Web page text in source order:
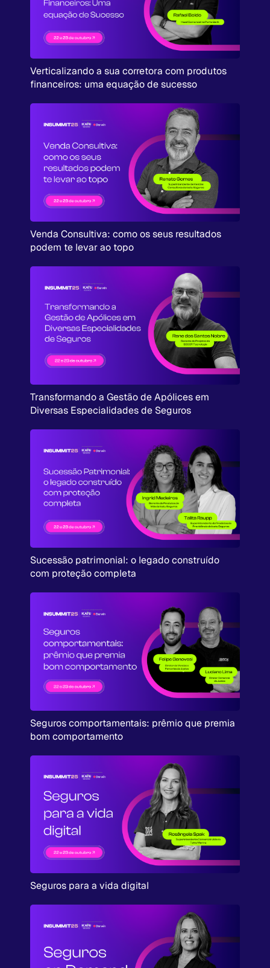
Verticalizando a sua corretora com produtos
financeiros: uma equação de sucesso
Venda Consultiva: como os seus resultados
podem te levar ao topo
Transformando a Gestão de Apólices em
Diversas Especialidades de Seguros
Sucessão patrimonial: o legado construído
com proteção completa
Seguros comportamentais: prêmio que premia
bom comportamento
Seguros para a vida digital